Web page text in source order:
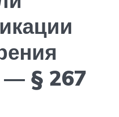
— § 267